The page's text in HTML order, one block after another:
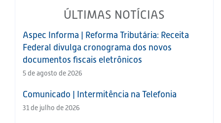
ÚLTIMAS NOTÍCIAS
Aspec Informa | Reforma Tributária: Receita
Federal divulga cronograma dos novos
documentos fiscais eletrônicos
5 de agosto de 2026
Comunicado | Intermitência na Telefonia
31 de julho de 2026